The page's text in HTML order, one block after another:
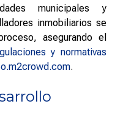
municipales y
inmobiliarios se
asegurando el
y normativas
.